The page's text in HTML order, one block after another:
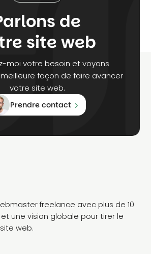
de
site web
moi votre besoin et voyons
façon de faire avancer
votre site web.
Prendre contact
freelance avec plus de 10
une vision globale pour tirer le
web.